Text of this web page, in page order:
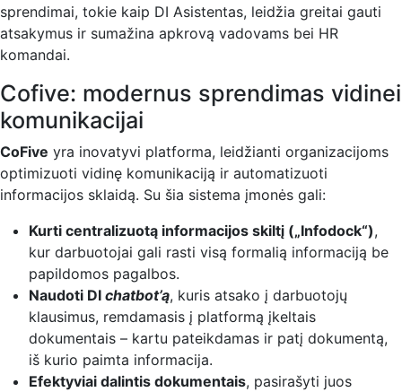
sprendimai, tokie kaip DI Asistentas, leidžia greitai gauti
atsakymus ir sumažina apkrovą vadovams bei HR
komandai.
Cofive: modernus sprendimas vidinei
komunikacijai
CoFive yra inovatyvi platforma, leidžianti organizacijoms
optimizuoti vidinę komunikaciją ir automatizuoti
informacijos sklaidą. Su šia sistema įmonės gali:
Kurti centralizuotą informacijos skiltį („Infodock“),
kur darbuotojai gali rasti visą formalią informaciją be
papildomos pagalbos.
Naudoti DI chatbot’ą, kuris atsako į darbuotojų
klausimus, remdamasis į platformą įkeltais
dokumentais – kartu pateikdamas ir patį dokumentą,
iš kurio paimta informacija.
Efektyviai dalintis dokumentais, pasirašyti juos